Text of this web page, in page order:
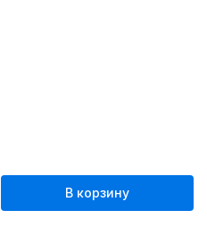
В корзину